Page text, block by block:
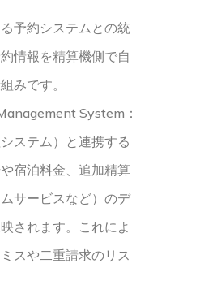
予約システムとの統
情報を精算機側で自
みです。
System：
ステム）と連携する
宿泊料金、追加精算
ムサービスなど）のデ
されます。これによ
スや二重請求のリス